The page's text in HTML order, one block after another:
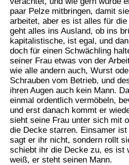
paar Pelze mitbringen, damit
arbeitet, aber es ist alles für
geht alles ins Ausland, ob ins
kapitalistische, ist egal, und
doch für einen Schwächling
seiner Frau etwas von der
wie alle andern auch, Wurst
Schrauben vom Betrieb, und
ihren Augen auch kein Mann.
einmal ordentlich vermöbeln,
und erst danach kommt er
sieht seine Frau unter sich mit
die Decke starren. Einsamer
sagt er ihr nicht, sondern rollt
schiebt ihr die Decke zu, es ist
weiß, er steht seinen Mann.